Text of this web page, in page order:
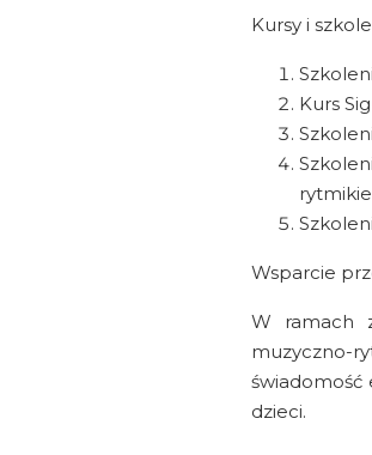
Kursy i
Kurs
Wsparcie
W ramach
muzyczno-
świadomość
dzieci.